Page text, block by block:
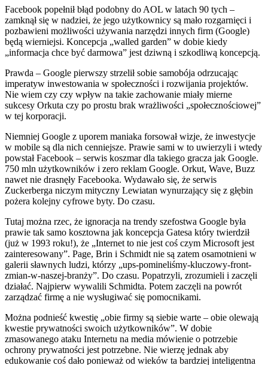
Facebook popełnił błąd podobny do AOL w latach 90 tych –
zamknął się w nadziei, że jego użytkownicy są mało rozgarnięci i
pozbawieni możliwości używania narzędzi innych firm (Google)
będą wierniejsi. Koncepcja „walled garden” w dobie kiedy
„informacja chce być darmowa” jest dziwną i szkodliwą koncepcją.
Prawda – Google pierwszy strzelił sobie samobója odrzucając
imperatyw inwestowania w społeczności i rozwijania projektów.
Nie wiem czy czy wpływ na takie zachowanie miały mierne
sukcesy Orkuta czy po prostu brak wrażliwości „społecznościowej”
w tej korporacji.
Niemniej Google z uporem maniaka forsował wizje, że inwestycje
w mobile są dla nich cenniejsze. Prawie sami w to uwierzyli i wtedy
powstał Facebook – serwis koszmar dla takiego gracza jak Google.
750 mln użytkowników i zero reklam Google. Orkut, Wave, Buzz
nawet nie drasnęły Facebooka. Wydawało się, że serwis
Zuckerberga niczym mityczny Lewiatan wynurzający się z głębin
pożera kolejny cyfrowe byty. Do czasu.
Tutaj można rzec, że ignoracja na trendy szefostwa Google była
prawie tak samo kosztowna jak koncepcja Gatesa który twierdził
(już w 1993 roku!), że „Internet to nie jest coś czym Microsoft jest
zainteresowany”. Page, Brin i Schmidt nie są zatem osamotnieni w
galerii sławnych ludzi, którzy „ups-pomineliśmy-kluczowy-front-
zmian-w-naszej-branży”. Do czasu. Popatrzyli, zrozumieli i zaczęli
działać. Najpierw wywalili Schmidta. Potem zaczęli na powrót
zarządzać firmę a nie wysługiwać się pomocnikami.
Można podnieść kwestię „obie firmy są siebie warte – obie olewają
kwestie prywatności swoich użytkowników”. W dobie
zmasowanego ataku Internetu na media mówienie o potrzebie
ochrony prywatności jest potrzebne. Nie wierzę jednak aby
edukowanie coś dało ponieważ od wieków ta bardziej inteligentna